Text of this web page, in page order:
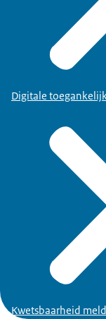
Digitale
Kwetsbaarheid